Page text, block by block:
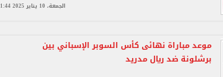
الجمعة، 10 يناير 2025 01:44 م
موعد مباراة نهائى كأس السوبر الإسباني بين
برشلونة ضد ريال مدريد